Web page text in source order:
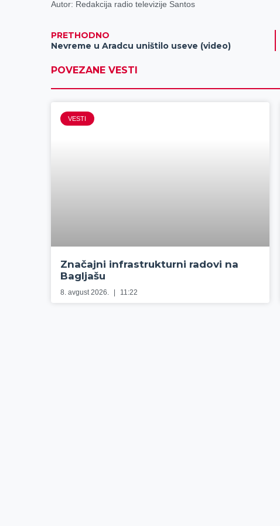
Autor: Redakcija radio televizije Santos
PRETHODNO
Nevreme u Aradcu uništilo useve (video)
POVEZANE VESTI
VESTI
Značajni infrastrukturni radovi na
Bagljašu
8. avgust 2026. 11:22